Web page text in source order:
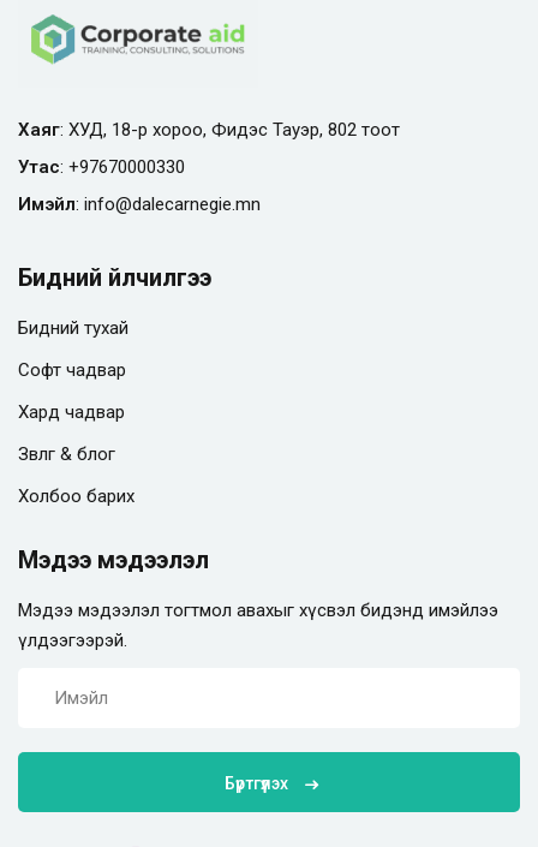
Хаяг: ХУД, 18-р хороо, Фидэс Тауэр, 802 тоот
Утас: +97670000330
Имэйл: info@dalecarnegie.mn
Бидний үйлчилгээ
Бидний тухай
Софт чадвар
Хард чадвар
Зөвлөгөө & блог
Холбоо барих
Мэдээ мэдээлэл
Мэдээ мэдээлэл тогтмол авахыг хүсвэл бидэнд имэйлээ
үлдээгээрэй.
Бүртгүүлэх